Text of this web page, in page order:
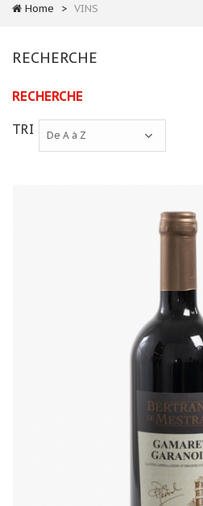
Home > VINS
RECHERCHE
RECHERCHE
TRI De A à Z